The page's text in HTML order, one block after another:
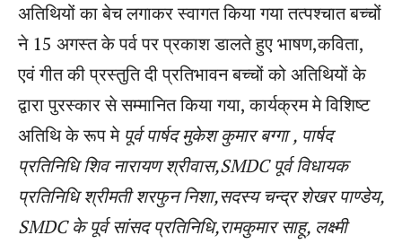
अतिथियों का बेच लगाकर स्वागत किया गया तत्पश्चात बच्चों
ने 15 अगस्त के पर्व पर प्रकाश डालते हुए भाषण,कविता,
एवं गीत की प्रस्तुति दी प्रतिभावन बच्चों को अतिथियों के
द्वारा पुरस्कार से सम्मानित किया गया, कार्यक्रम मे विशिष्ट
अतिथि के रूप मे पूर्व पार्षद मुकेश कुमार बग्गा , पार्षद
प्रतिनिधि शिव नारायण श्रीवास,SMDC पूर्व विधायक
प्रतिनिधि श्रीमती शरफुन निशा,सदस्य चन्द्र शेखर पाण्डेय,
SMDC के पूर्व सांसद प्रतिनिधि,रामकुमार साहू, लक्ष्मी